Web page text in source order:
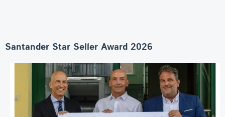
Santander Star Seller Award 2026